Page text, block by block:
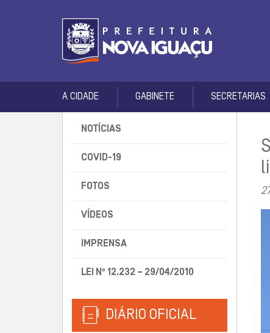
A CIDADE GABINETE SECRETARIAS
NOTÍCIAS
COVID-19
FOTOS
VÍDEOS
IMPRENSA
LEI Nº 12.232 – 29/04/2010
DIÁRIO OFICIAL